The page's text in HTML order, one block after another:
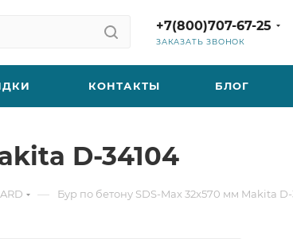
+7(800)707-67-25
ЗАКАЗАТЬ ЗВОНОК
КОНТАКТЫ БЛОГ
D-34104
— Бур по бетону SDS-Max 32x570 мм Makita